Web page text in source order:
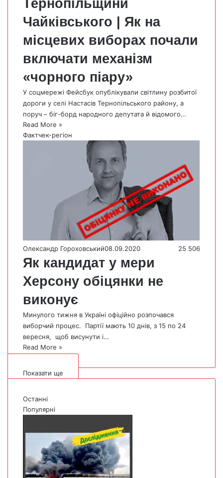
Тернопільщини
Чайківського | Як на
місцевих виборах почали
включати механізм
«чорного піару»
У соцмережі Фейсбук опублікували світлину розбитої
дороги у селі Настасів Тернопільського району, а
поруч – біг-борд народного депутата й відомого…
Read More »
Фактчек-регіон
Олександр Гороховський08.09.2020 25 506
Як кандидат у мери
Херсону обіцянки не
виконує
Минулого тижня в Україні офіційно розпочався
виборчий процес. Партії мають 10 днів, з 15 по 24
вересня, щоб висунути і…
Read More »
Показати ще
Останні
Популярні